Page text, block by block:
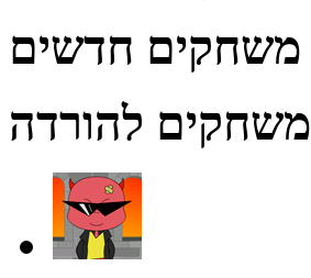
משחקים חדשים
משחקים להורדה